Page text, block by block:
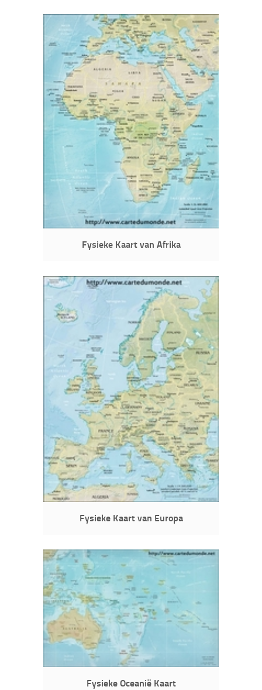
Fysieke Kaart van Afrika
Fysieke Kaart van Europa
Fysieke Oceanië Kaart